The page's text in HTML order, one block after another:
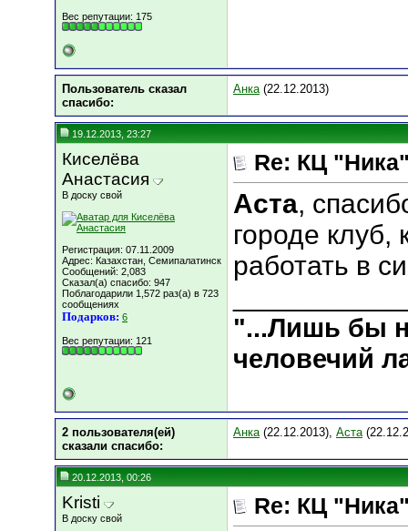
Вес репутации: 175
Пользователь сказал
cпасибо:
Анка(22.12.2013)
19.12.2013, 23:27
Киселёва
Анастасия
В доску свой
Регистрация: 07.11.2009
Адрес: Казахстан, Семипалатинск
Сообщений: 2,083
Сказал(а) спасибо: 947
Поблагодарили 1,572 раз(а) в 723
сообщениях
Подарков: 6
Вес репутации: 121
Re: КЦ
Аста,
городе клуб,
работать в
"...Лишь бы
человечий
2 пользователя(ей)
сказали cпасибо:
Анка(22.12.2013), Аста
20.12.2013, 00:26
Kristi
В доску свой Re: КЦ